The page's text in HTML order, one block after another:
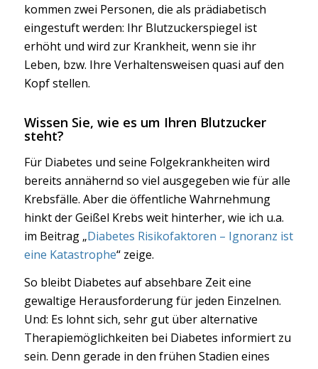
kommen zwei Personen, die als prädiabetisch
eingestuft werden: Ihr Blutzuckerspiegel ist
erhöht und wird zur Krankheit, wenn sie ihr
Leben, bzw. Ihre Verhaltensweisen quasi auf den
Kopf stellen.
Wissen Sie, wie es um Ihren Blutzucker
steht?
Für Diabetes und seine Folgekrankheiten wird
bereits annähernd so viel ausgegeben wie für alle
Krebsfälle. Aber die öffentliche Wahrnehmung
hinkt der Geißel Krebs weit hinterher, wie ich u.a.
im Beitrag „Diabetes Risikofaktoren – Ignoranz ist
eine Katastrophe“ zeige.
So bleibt Diabetes auf absehbare Zeit eine
gewaltige Herausforderung für jeden Einzelnen.
Und: Es lohnt sich, sehr gut über alternative
Therapiemöglichkeiten bei Diabetes informiert zu
sein. Denn gerade in den frühen Stadien eines